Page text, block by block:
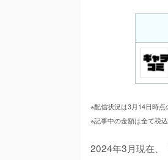
※配信状況は3月14日時点
※記事中の金額は全て税
2024年3月現在、